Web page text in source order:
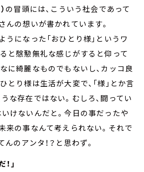
の冒頭には、こういう社会であって
んの想いが書かれています。
うになった「おひとり様」というワ
と慇懃無礼な感じがすると仰って
に綺麗なものでもないし、カッコ良
とり様は生活が大変で、「様」とか言
な存在ではない。むしろ、闘ってい
けないんだと。今日の事だったや
来の事なんて考えられない。それで
のアンタ！？と思わず。
」